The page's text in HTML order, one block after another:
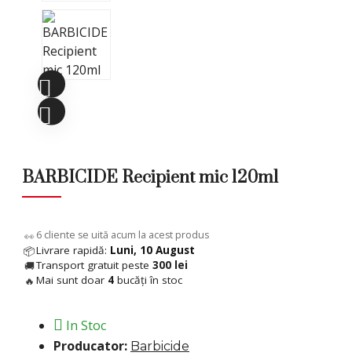
BARBICIDE Recipient mic 120ml
👀 6 cliente se uită acum la acest produs
📦Livrare rapidă: Luni, 10 August
🚚Transport gratuit peste 300 lei
🔥 Mai sunt doar 4 bucăți în stoc
In Stoc
Producator: Barbicide